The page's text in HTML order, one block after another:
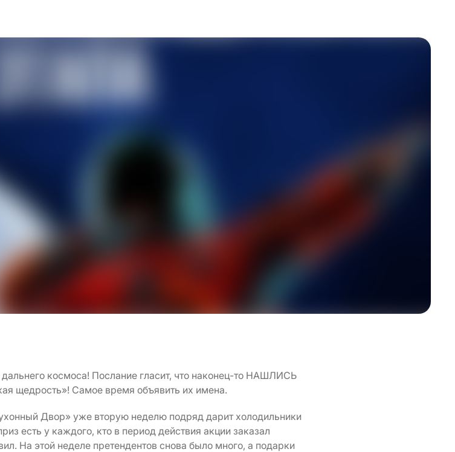
космоса! Послание гласит, что наконец-то НАШЛИСЬ
щедрость»! Самое время объявить их имена.
Двор» уже вторую неделю подряд дарит холодильники
есть у каждого, кто в период действия акции заказал
На этой неделе претендентов снова было много, а подарки